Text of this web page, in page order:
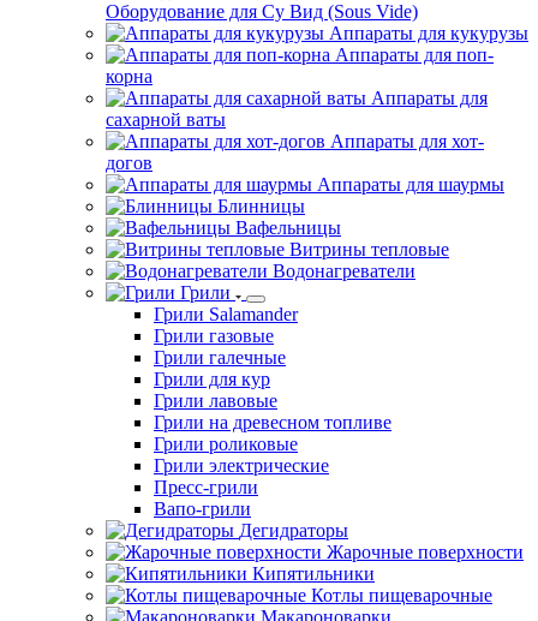
Оборудование для Су Вид (Sous Vide)
Аппараты для кукурузы
Аппараты для поп-
корна
Аппараты для
сахарной ваты
Аппараты для хот-
догов
Аппараты для шаурмы
Блинницы
Вафельницы
Витрины тепловые
Водонагреватели
Грили
Грили Salamander
Грили газовые
Грили галечные
Грили для кур
Грили лавовые
Грили на древесном топливе
Грили роликовые
Грили электрические
Пресс-грили
Вапо-грили
Дегидраторы
Жарочные поверхности
Кипятильники
Котлы пищеварочные